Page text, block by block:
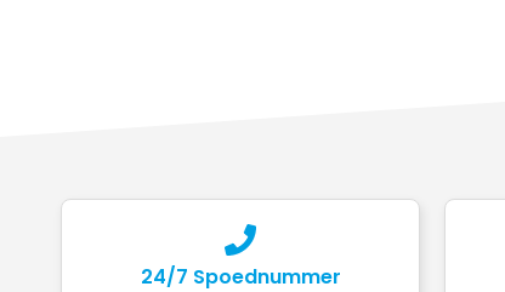
24/7 Spoednummer